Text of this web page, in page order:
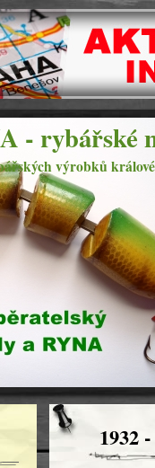
- rybářské
výrobků
1932